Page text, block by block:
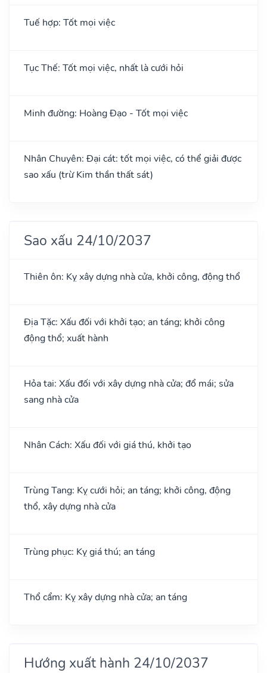
Tuế hợp: Tốt mọi việc
Tục Thế: Tốt mọi việc, nhất là cưới hỏi
Minh đường: Hoàng Đạo - Tốt mọi việc
Nhân Chuyên: Đại cát: tốt mọi việc, có thể giải được
sao xấu (trừ Kim thần thất sát)
Sao xấu 24/10/2037
Thiên ôn: Kỵ xây dựng nhà cửa, khởi công, động thổ
Địa Tặc: Xấu đối với khởi tạo; an táng; khởi công
động thổ; xuất hành
Hỏa tai: Xấu đối với xây dựng nhà cửa; đổ mái; sửa
sang nhà cửa
Nhân Cách: Xấu đối với giá thú, khởi tạo
Trùng Tang: Kỵ cưới hỏi; an táng; khởi công, động
thổ, xây dựng nhà cửa
Trùng phục: Kỵ giá thú; an táng
Thổ cẩm: Kỵ xây dựng nhà cửa; an táng
Hướng xuất hành 24/10/2037